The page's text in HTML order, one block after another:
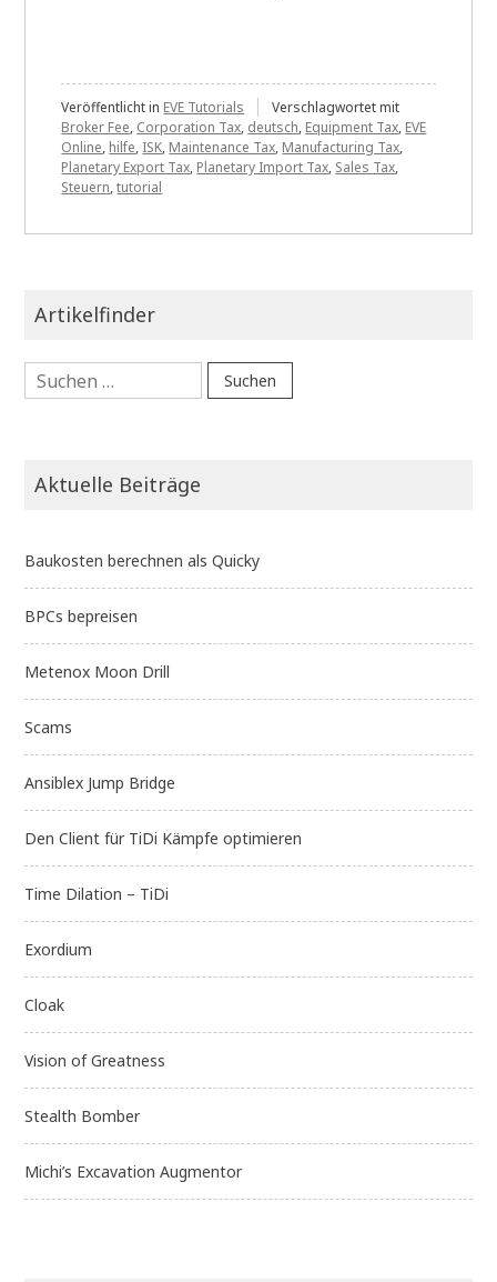
Veröffentlicht in EVE Tutorials
Verschlagwortet mit
Broker Fee, Corporation Tax, deutsch, Equipment Tax, EVE
Online, hilfe, ISK, Maintenance Tax, Manufacturing Tax,
Planetary Export Tax, Planetary Import Tax, Sales Tax,
Steuern,tutorial
Artikelfinder
Suchen
nach:
Aktuelle Beiträge
Baukosten berechnen als Quicky
BPCs bepreisen
Metenox Moon Drill
Scams
Ansiblex Jump Bridge
Den Client für TiDi Kämpfe optimieren
Time Dilation – TiDi
Exordium
Cloak
Vision of Greatness
Stealth Bomber
Michi’s Excavation Augmentor